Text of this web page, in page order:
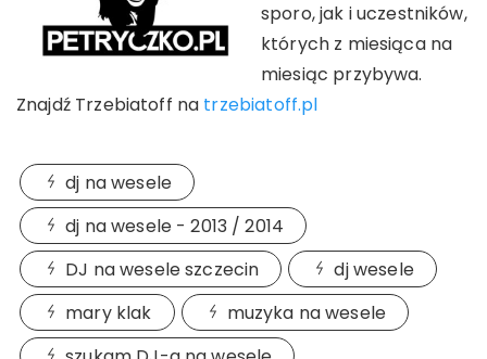
sporo, jak i uczestników,
których z miesiąca na
miesiąc przybywa.
Znajdź Trzebiatoff na trzebiatoff.pl
dj na wesele
dj na wesele - 2013 / 2014
DJ na wesele szczecin
dj wesele
mary klak
muzyka na wesele